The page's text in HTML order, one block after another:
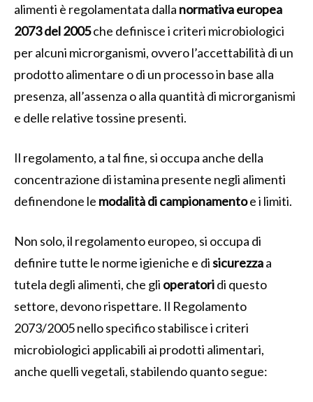
alimenti è regolamentata dalla normativa europea
2073 del 2005che definisce i criteri microbiologici
per alcuni microrganismi, ovvero l’accettabilità di un
prodotto alimentare o di un processo in base alla
presenza, all’assenza o alla quantità di microrganismi
e delle relative tossine presenti.
Il regolamento, a tal fine, si occupa anche della
concentrazione di istamina presente negli alimenti
definendone le modalità di campionamentoe i limiti.
Non solo, il regolamento europeo, si occupa di
definire tutte le norme igieniche e disicurezzaa
tutela degli alimenti, che gli operatoridi questo
settore, devono rispettare. Il Regolamento
2073/2005 nello specifico stabilisce i criteri
microbiologici applicabili ai prodotti alimentari,
anche quelli vegetali, stabilendo quanto segue: